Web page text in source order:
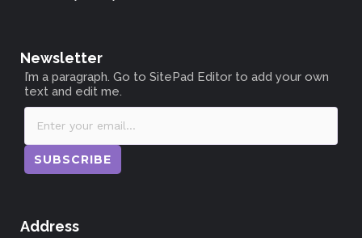
Newsletter
I’m a paragraph. Go to SitePad Editor to add your own
text and edit me.
SUBSCRIBE
Address